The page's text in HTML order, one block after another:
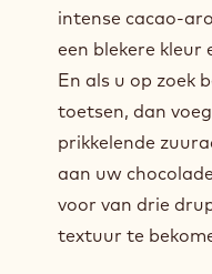
intense cacao-
een blekere kleur
En als u op zoek
toetsen, dan
prikkelende
aan uw
voor van drie
textuur te